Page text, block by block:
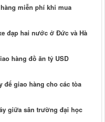
miễn phí khi mua
đạp hai nước ở Đức và Hà
hàng đồ ăn tỷ USD
để giao hàng cho các tòa
giữa sân trường đại học